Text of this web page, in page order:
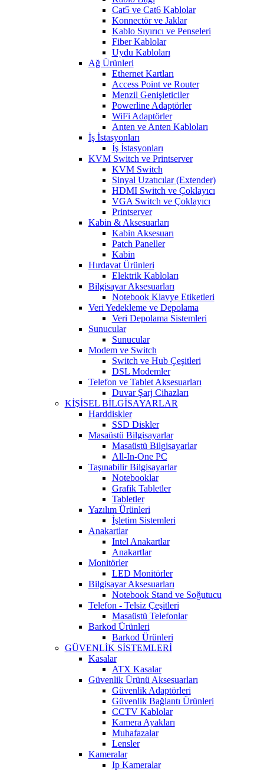
Cat5 ve Cat6 Kablolar
Konnectör ve Jaklar
Kablo Sıyırıcı ve Penseleri
Fiber Kablolar
Uydu Kabloları
Ağ Ürünleri
Ethernet Kartları
Access Point ve Router
Menzil Genişleticiler
Powerline Adaptörler
WiFi Adaptörler
Anten ve Anten Kabloları
İş İstasyonları
İş İstasyonları
KVM Switch ve Printserver
KVM Switch
Sinyal Uzatıcılar (Extender)
HDMI Switch ve Çoklayıcı
VGA Switch ve Çoklayıcı
Printserver
Kabin & Aksesuarları
Kabin Aksesuarı
Patch Paneller
Kabin
Hırdavat Ürünleri
Elektrik Kabloları
Bilgisayar Aksesuarları
Notebook Klavye Etiketleri
Veri Yedekleme ve Depolama
Veri Depolama Sistemleri
Sunucular
Sunucular
Modem ve Switch
Switch ve Hub Çeşitleri
DSL Modemler
Telefon ve Tablet Aksesuarları
Duvar Şarj Cihazları
KİŞİSEL BİLGİSAYARLAR
Harddiskler
SSD Diskler
Masaüstü Bilgisayarlar
Masaüstü Bilgisayarlar
All-In-One PC
Taşınabilir Bilgisayarlar
Notebooklar
Grafik Tabletler
Tabletler
Yazılım Ürünleri
İşletim Sistemleri
Anakartlar
Intel Anakartlar
Anakartlar
Monitörler
LED Monitörler
Bilgisayar Aksesuarları
Notebook Stand ve Soğutucu
Telefon - Telsiz Çeşitleri
Masaüstü Telefonlar
Barkod Ürünleri
Barkod Ürünleri
GÜVENLİK SİSTEMLERİ
Kasalar
ATX Kasalar
Güvenlik Ürünü Aksesuarları
Güvenlik Adaptörleri
Güvenlik Bağlantı Ürünleri
CCTV Kablolar
Kamera Ayakları
Muhafazalar
Lensler
Kameralar
Ip Kameralar